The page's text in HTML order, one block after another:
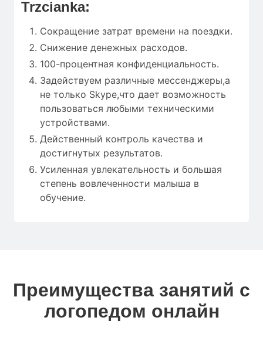
Trzcianka:
Сокращение затрат времени на поездки.
Снижение денежных расходов.
100-процентная конфиденциальность.
Задействуем различные мессенджеры,а
не только Skype,что дает возможность
пользоваться любыми техническими
устройствами.
Действенный контроль качества и
достигнутых результатов.
Усиленная увлекательность и большая
степень вовлеченности малыша в
обучение.
Преимущества занятий с
логопедом онлайн